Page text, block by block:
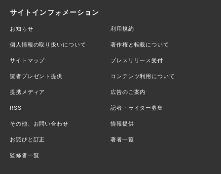
サイトインフォメーション
お知らせ 利用規約
個人情報の取り扱いについて 著作権と転載について
サイトマップ プレスリリース受付
読者プレゼント提供 コンテンツ利用について
提携メディア 広告のご案内
RSS 記者・ライター募集
その他、お問い合わせ 情報提供
お詫びと訂正 著者一覧
監修者一覧